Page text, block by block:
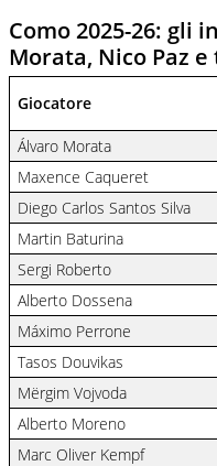
Como 2025-26: gli
Morata, Nico Paz
Giocatore
Álvaro Morata
Maxence Caqueret
Diego Carlos Santos Silva
Martin Baturina
Sergi Roberto
Alberto Dossena
Máximo Perrone
Tasos Douvikas
Mërgim Vojvoda
Alberto Moreno
Marc Oliver Kempf